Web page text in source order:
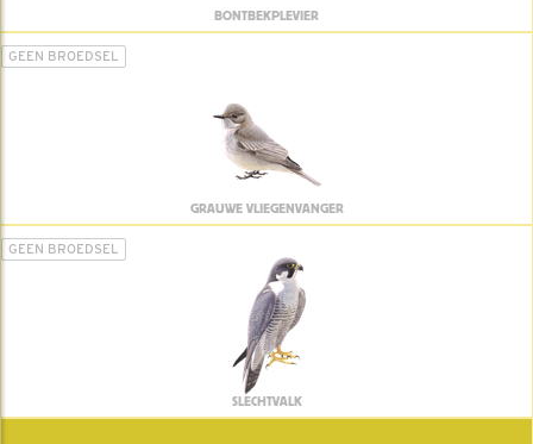
BONTBEKPLEVIER
GEEN BROEDSEL
GRAUWE VLIEGENVANGER
GEEN BROEDSEL
SLECHTVALK